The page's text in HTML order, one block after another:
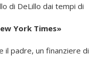
di DeLillo dai tempi di
York Times»
il padre, un finanziere di